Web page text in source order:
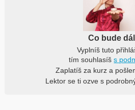
Co bude
Vyplníš tuto
tím souhlasíšs
Zaplatíš za kurz a
Lektor se ti ozve s